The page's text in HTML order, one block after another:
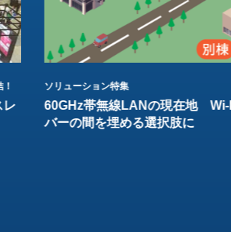
レ
ソリューション特集
60GHz帯無線LANの現在地 Wi-
バーの間を埋める選択肢に